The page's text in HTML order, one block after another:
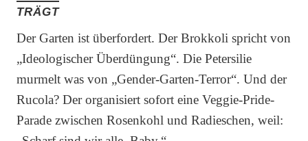
trägt
Der Garten ist überfordert. Der Brokkoli spricht von
„Ideologischer Überdüngung“. Die Petersilie
murmelt was von „Gender-Garten-Terror“. Und der
Rucola? Der organisiert sofort eine Veggie-Pride-
Parade zwischen Rosenkohl und Radieschen, weil: